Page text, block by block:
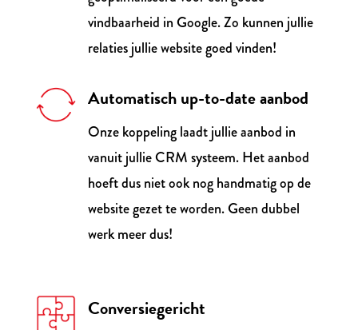
vindbaarheid in Google. Zo kunnen jullie
relaties jullie website goed vinden!
Automatisch up-to-date aanbod
Onze koppeling laadt jullie aanbod in
vanuit jullie CRM systeem. Het aanbod
hoeft dus niet ook nog handmatig op de
website gezet te worden. Geen dubbel
werk meer dus!
Conversiegericht